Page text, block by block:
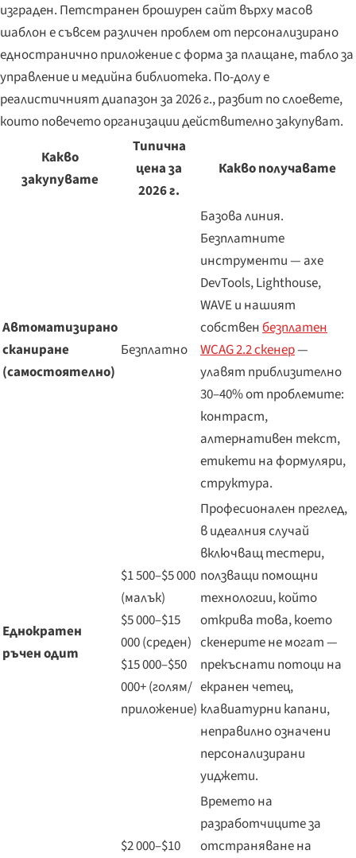
изграден. Петстранен брошурен сайт върху масов
шаблон е съвсем различен проблем от персонализирано
едностранично приложение с форма за плащане, табло за
управление и медийна библиотека. По-долу е
реалистичният диапазон за 2026 г., разбит по слоевете,
които повечето организации действително закупуват.
Какво
закупувате
Типична
цена за
2026 г.
Какво получавате
Автоматизирано
сканиране
(самостоятелно)
Безплатно
Базова линия.
Безплатните
инструменти — axe
DevTools, Lighthouse,
WAVE и нашият
собственбезплатен
WCAG 2.2 скенер—
улавят приблизително
30–40% от проблемите:
контраст,
алтернативен текст,
етикети на формуляри,
структура.
Еднократен
ръчен одит
$1 500–$5 000
(малък)
$5 000–$15
000 (среден)
$15 000–$50
000+ (голям/
приложение)
Професионален преглед,
в идеалния случай
включващ тестери,
ползващи помощни
технологии, който
открива това, което
скенерите не могат —
прекъснати потоци на
екранен четец,
клавиатурни капани,
неправилно означени
персонализирани
уиджети.
$2 000–$10
Времето на
разработчиците за
отстраняване на